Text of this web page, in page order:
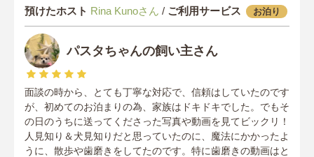
預けたホスト Rina Kunoさん / ご利用サービス お泊り
パスタちゃんの飼い主さん
面談の時から、とても丁寧な対応で、信頼はしていたのです
が、初めてのお泊まりの為、家族はドキドキでした。でもそ
の日のうちに送ってくださった写真や動画を見てビックリ！
人見知り＆犬見知りだと思っていたのに、魔法にかかったよ
うに、散歩や歯磨きをしてたのです。特に歯磨きの動画はと